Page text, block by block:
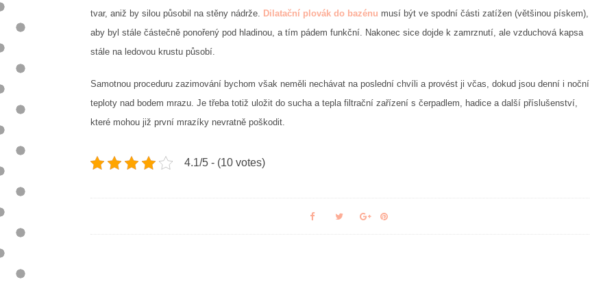
tvar, aniž by silou působil na stěny nádrže. Dilatační plovák do bazénu musí být ve spodní části zatížen (většinou pískem),
aby byl stále částečně ponořený pod hladinou, a tím pádem funkční. Nakonec sice dojde k zamrznutí, ale vzduchová kapsa
stále na ledovou krustu působí.
Samotnou proceduru zazimování bychom však neměli nechávat na poslední chvíli a provést ji včas, dokud jsou denní i noční
teploty nad bodem mrazu. Je třeba totiž uložit do sucha a tepla filtrační zařízení s čerpadlem, hadice a další příslušenství,
které mohou již první mrazíky nevratně poškodit.
4.1/5 - (10 votes)